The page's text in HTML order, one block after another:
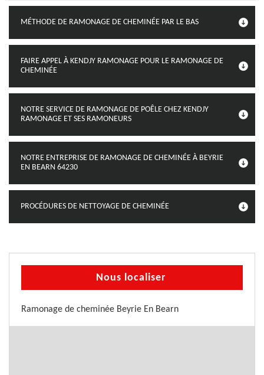
MÉTHODE DE RAMONAGE DE CHEMINÉE PAR LE BAS
FAIRE APPEL À KENDJY RAMONAGE POUR LE RAMONAGE DE
CHEMINÉE
NOTRE SERVICE DE RAMONAGE DE POÊLE CHEZ KENDJY
RAMONAGE ET SES RAMONEURS
NOTRE ENTREPRISE DE RAMONAGE DE CHEMINÉE À BEYRIE
EN BEARN 64230
PROCÉDURES DE NETTOYAGE DE CHEMINÉE
Nous localiser
Ramonage de cheminée Beyrie En Bearn